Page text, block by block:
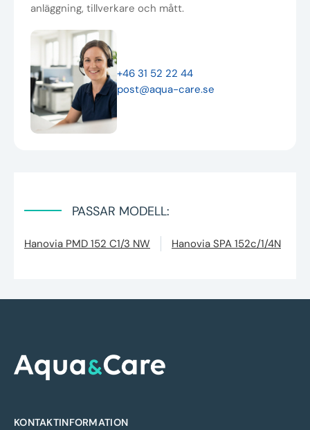
anläggning, tillverkare och mått.
+46 31 52 22 44
post@aqua-care.se
PASSAR MODELL:
Hanovia PMD 152 C1/3 NW Hanovia SPA 152c/1/4N
KONTAKTINFORMATION